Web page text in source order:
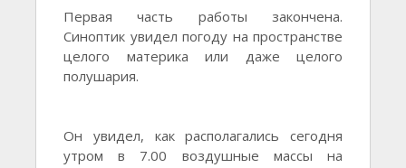
Первая часть работы закончена.
Синоптик увидел погоду на пространстве
целого материка или даже целого
полушария.
Он увидел, как располагались сегодня
утром в 7.00 воздушные массы на